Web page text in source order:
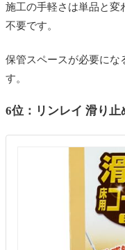
施工の手軽さは単品と変
不要です。
保管スペースが必要にな
す。
6位：リンレイ 滑り